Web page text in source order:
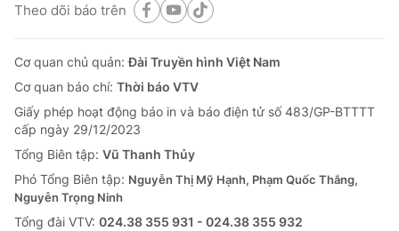
Theo dõi báo trên
Cơ quan chủ quản:Đài Truyền hình Việt Nam
Cơ quan báo chí: Thời báo VTV
Giấy phép hoạt động báo in và báo điện tử số 483/GP-BTTTT
cấp ngày 29/12/2023
Tổng Biên tập: Vũ Thanh Thủy
Phó Tổng Biên tập: Nguyễn Thị Mỹ Hạnh, Phạm Quốc Thắng,
Nguyễn Trọng Ninh
Tổng đài VTV: 024.38 355 931 - 024.38 355 932